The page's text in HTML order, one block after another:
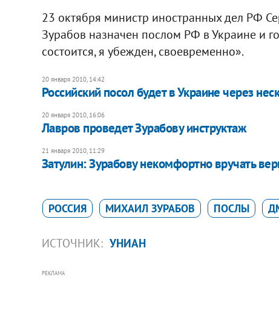
23 октября министр иностранных дел РФ
Зурабов назначен послом РФ в Украине и
состоится, я убежден, своевременно».
20 января 2010, 14:42
Российский посол будет в Украине через
20 января 2010, 16:06
Лавров проведет Зурабову инструктаж
21 января 2010, 11:29
Затулин: Зурабову некомфортно вручать
РОССИЯ МИХАИЛ ЗУРАБОВ ПОСЛЫ
ИСТОЧНИК: УНИАН
РЕКЛАМА